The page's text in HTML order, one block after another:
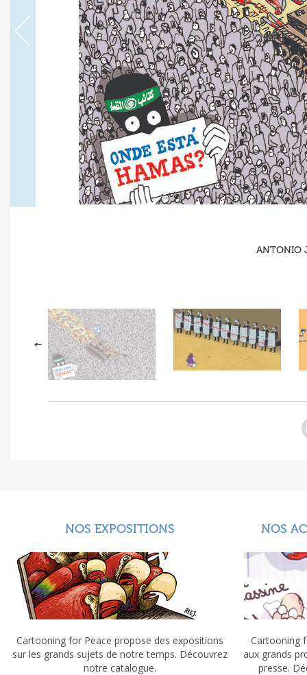
ANTONIO
NOS EXPOSITIONS
Cartooning for Peace propose des expositions
sur les grands sujets de notre temps. Découvrez
notre catalogue.
NOS
Cartooning
aux grands
presse.